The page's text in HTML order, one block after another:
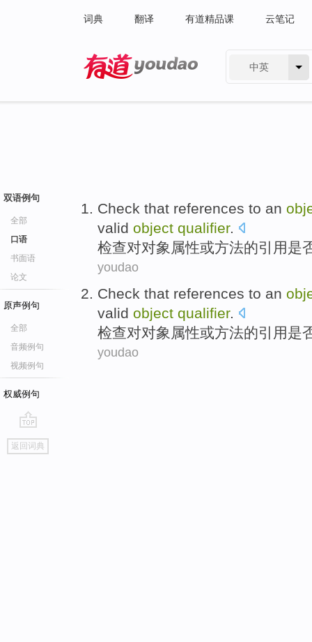
词典 翻译 有道精品课 云笔记
中英
双语例句
全部
口语
书面语
论文
原声例句
全部
音频例句
视频例句
权威例句
go
top
返回词典
Check that references to an
valid object qualifier.
检查对对象 属性或方法的引用是
youdao
Check that references to an
valid object qualifier.
检查对对象 属性或方法的引用是
youdao